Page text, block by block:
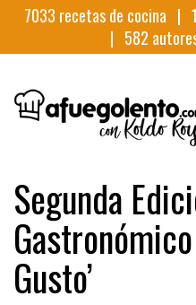
7033 recetas de cocina |
| 582
Segunda
Gusto’